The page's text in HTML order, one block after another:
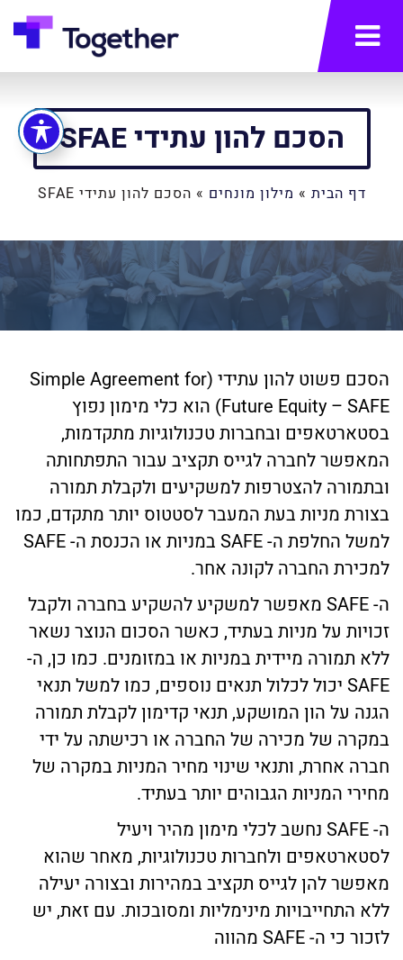
תפריט
הסכם להון עתידי SFAE
דף הבית » מילון מונחים » הסכם להון עתידי SFAE
הסכם פשוט להון עתידי (Simple Agreement for
Future Equity – SAFE) הוא כלי מימון נפוץ
בסטארטאפים ובחברות טכנולוגיות מתקדמות,
המאפשר לחברה לגייס תקציב עבור התפתחותה
ובתמורה להצטרפות למשקיעים ולקבלת תמורה
בצורת מניות בעת המעבר לסטטוס יותר מתקדם, כמו
למשל החלפת ה- SAFE במניות או הכנסת ה- SAFE
למכירת החברה לקונה אחר.
ה- SAFE מאפשר למשקיע להשקיע בחברה ולקבל
זכויות על מניות בעתיד, כאשר הסכום הנוצר נשאר
ללא תמורה מיידית במניות או במזומנים. כמו כן, ה-
SAFE יכול לכלול תנאים נוספים, כמו למשל תנאי
הגנה על הון המושקע, תנאי קדימון לקבלת תמורה
במקרה של מכירה של החברה או רכישתה על ידי
חברה אחרת, ותנאי שינוי מחיר המניות במקרה של
מחירי המניות הגבוהים יותר בעתיד.
ה- SAFE נחשב לכלי מימון מהיר ויעיל
לסטארטאפים ולחברות טכנולוגיות, מאחר שהוא
מאפשר להן לגייס תקציב במהירות ובצורה יעילה
ללא התחייבויות מינימליות ומסובכות. עם זאת, יש
לזכור כי ה- SAFE מהווה